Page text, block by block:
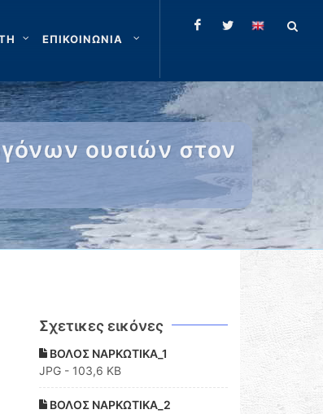
ΕΠΙΚΟΙΝΩΝΙΑ
ουσιών στον
Σχετικες εικόνες
ΒΟΛΟΣ ΝΑΡΚΩΤΙΚΑ_1
JPG - 103,6 KB
ΒΟΛΟΣ ΝΑΡΚΩΤΙΚΑ_2